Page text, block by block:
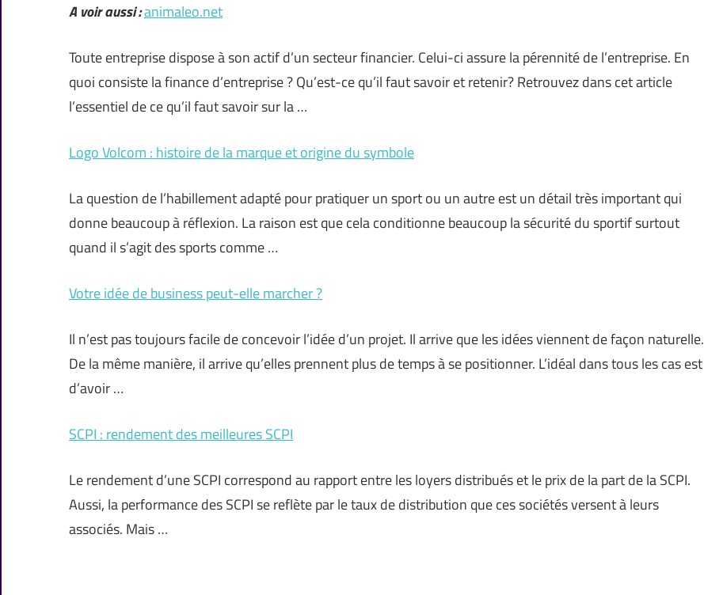
A voir aussi :animaleo.net
Toute entreprise dispose à son actif d’un secteur financier. Celui-ci assure la pérennité de l’entreprise. En
quoi consiste la finance d’entreprise ? Qu’est-ce qu’il faut savoir et retenir? Retrouvez dans cet article
l’essentiel de ce qu’il faut savoir sur la …
Logo Volcom : histoire de la marque et origine du symbole
La question de l’habillement adapté pour pratiquer un sport ou un autre est un détail très important qui
donne beaucoup à réflexion. La raison est que cela conditionne beaucoup la sécurité du sportif surtout
quand il s’agit des sports comme …
Votre idée de business peut-elle marcher ?
Il n’est pas toujours facile de concevoir l’idée d’un projet. Il arrive que les idées viennent de façon naturelle.
De la même manière, il arrive qu’elles prennent plus de temps à se positionner. L’idéal dans tous les cas est
d’avoir …
SCPI : rendement des meilleures SCPI
Le rendement d’une SCPI correspond au rapport entre les loyers distribués et le prix de la part de la SCPI.
Aussi, la performance des SCPI se reflète par le taux de distribution que ces sociétés versent à leurs
associés. Mais …